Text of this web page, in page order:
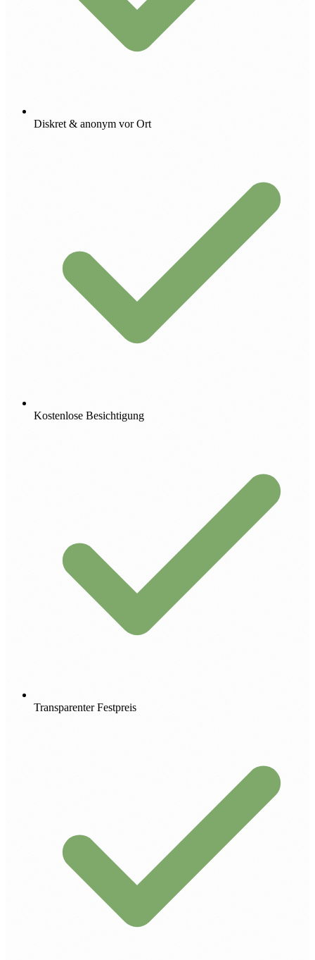
Diskret & anonym vor Ort
Kostenlose Besichtigung
Transparenter Festpreis